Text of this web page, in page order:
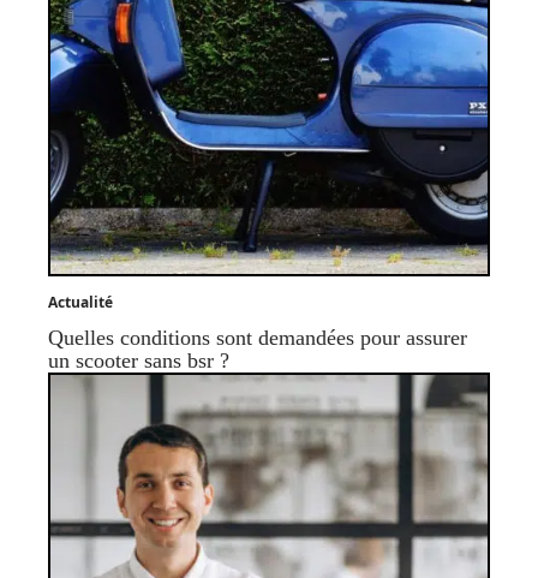
Actualité
Quelles conditions sont demandées pour assurer
un scooter sans bsr ?